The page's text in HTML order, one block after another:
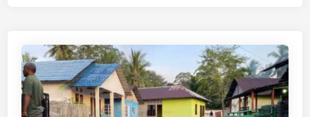
i
a
l
V
u
G
U
n
g
a
!
R
a
i
n